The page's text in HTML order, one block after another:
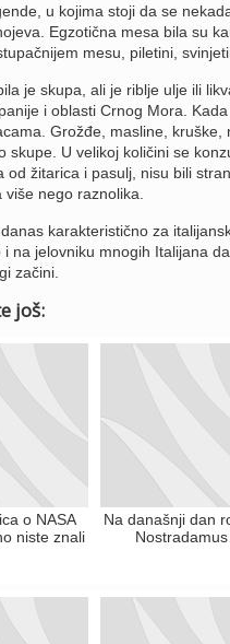
u kojima stoji da se
Egzotična mesa bila su
mesu, piletini,
je skupa, ali je riblje ulje ili
i oblasti Crnog Mora.
Grožđe, masline,
skupe. U velikoj količini se
od žitarica i pasulj, nisu bili
više nego raznolika.
karakteristično za
i na jelovniku mnogih Italijana
začini.
još:
o NASA
niste znali
Na današnji dan
Nostradamus